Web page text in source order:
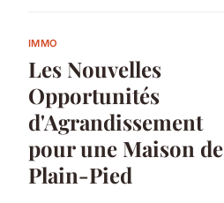
IMMO
Les Nouvelles
Opportunités
d'Agrandissement
pour une Maison de
Plain-Pied